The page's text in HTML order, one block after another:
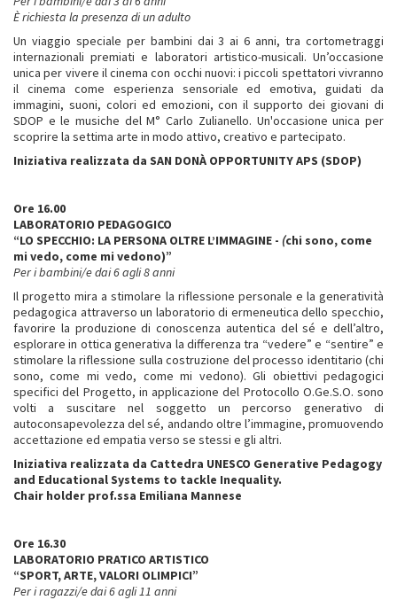
È richiesta la presenza di un adulto
Un viaggio speciale per bambini dai 3 ai 6 anni, tra cortometraggi
internazionali premiati e laboratori artistico-musicali. Un’occasione
unica per vivere il cinema con occhi nuovi: i piccoli spettatori vivranno
il cinema come esperienza sensoriale ed emotiva, guidati da
immagini, suoni, colori ed emozioni, con il supporto dei giovani di
SDOP e le musiche del M° Carlo Zulianello. Un'occasione unica per
scoprire la settima arte in modo attivo, creativo e partecipato.
Iniziativa realizzata da SAN DONÀ OPPORTUNITY APS (SDOP)
Ore 16.00
LABORATORIO PEDAGOGICO
“LO SPECCHIO: LA PERSONA OLTRE L’IMMAGINE - (chi sono, come
mi vedo, come mi vedono)”
Per i bambini/e dai 6 agli 8 anni
Il progetto mira a stimolare la riflessione personale e la generatività
pedagogica attraverso un laboratorio di ermeneutica dello specchio,
favorire la produzione di conoscenza autentica del sé e dell’altro,
esplorare in ottica generativa la differenza tra “vedere” e “sentire” e
stimolare la riflessione sulla costruzione del processo identitario (chi
sono, come mi vedo, come mi vedono). Gli obiettivi pedagogici
specifici del Progetto, in applicazione del Protocollo O.Ge.S.O. sono
volti a suscitare nel soggetto un percorso generativo di
autoconsapevolezza del sé, andando oltre l’immagine, promuovendo
accettazione ed empatia verso se stessi e gli altri.
Iniziativa realizzata da Cattedra UNESCO Generative Pedagogy
and Educational Systems to tackle Inequality.
Chair holder prof.ssa Emiliana Mannese
Ore 16.30
LABORATORIO PRATICO ARTISTICO
“SPORT, ARTE, VALORI OLIMPICI”
Per i ragazzi/e dai 6 agli 11 anni